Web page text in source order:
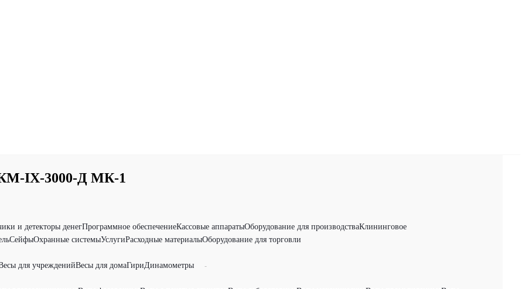
IX-3000-Д МК-1
и детекторы денегПрограммное обеспечениеКассовые аппаратыОборудование для производстваКлининговое
СейфыОхранные системыУслугиРасходные материалыОборудование для торговли
для учрежденийВесы для домаГириДинамометры
-